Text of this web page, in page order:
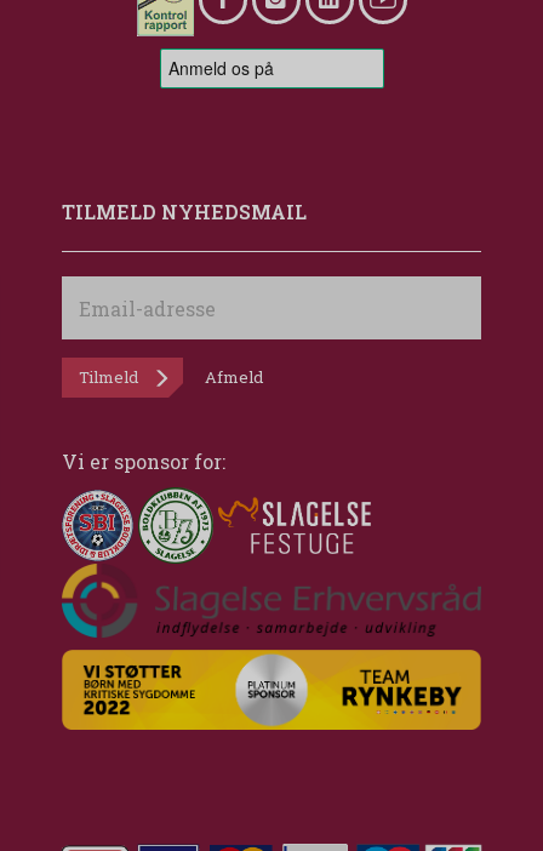
TILMELD NYHEDSMAIL
adresse
Tilmeld Afmeld
Vi er sponsor for: